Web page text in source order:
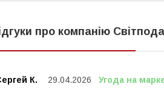
про компанію
К. 29.04.2026 Угода на